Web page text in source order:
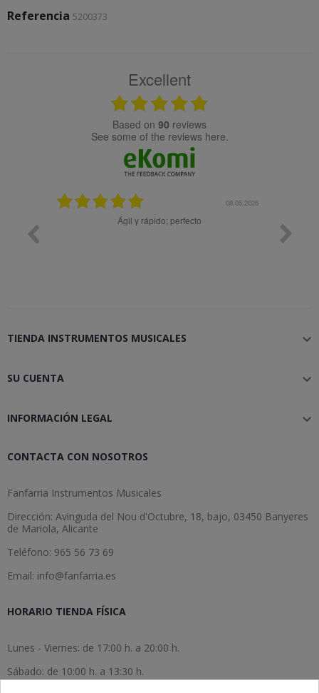
Referencia 5200373
Excellent
based on 90 reviews
see some of the reviews here.
08.05.2026
Ágil y rápido; perfecto
TIENDA INSTRUMENTOS MUSICALES 
SU CUENTA 
INFORMACIÓN LEGAL 
CONTACTA CON NOSOTROS
Fanfarria Instrumentos Musicales
Dirección: Avinguda del Nou d'Octubre, 18, bajo, 03450 Banyeres
de Mariola, Alicante
Teléfono: 965 56 73 69
Email: info@fanfarria.es
HORARIO TIENDA FÍSICA
Lunes - Viernes: de 17:00 h. a 20:00 h.
Sábado: de 10:00 h. a 13:30 h.